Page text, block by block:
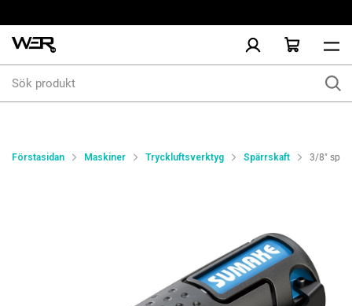
produkt
Förstasidan Maskiner Tryckluftsverktyg Spärrskaft 3/8"